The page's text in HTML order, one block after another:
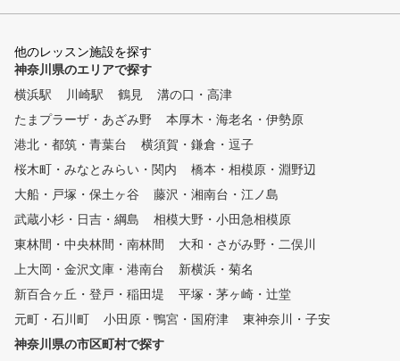
の会員様にご好評をいただいて
います。ゴルフの新たな歓びを
一人でも多くの方々に！！！初
心者から上級者の方まで、皆様
の目標に応じたレッスンをご用
を使って、経験豊富なプロが分
かりやすく丁寧にレッスンを行
います。
他のレッスン施設を探す
神奈川県のエリアで探す
横浜駅
川崎駅 鶴見
溝の口・高津
たまプラーザ・あざみ野
本厚木・海老名・伊勢原
港北・都筑・青葉台
横須賀・鎌倉・逗子
桜木町・みなとみらい・関内
橋本・相模原・淵野辺
大船・戸塚・保土ヶ谷
藤沢・湘南台・江ノ島
武蔵小杉・日吉・綱島
相模大野・小田急相模原
東林間・中央林間・南林間
大和・さがみ野・二俣川
上大岡・金沢文庫・港南台
新横浜・菊名
新百合ヶ丘・登戸・稲田堤
平塚・茅ヶ崎・辻堂
元町・石川町
小田原・鴨宮・国府津
東神奈川・子安
神奈川県の市区町村で探す